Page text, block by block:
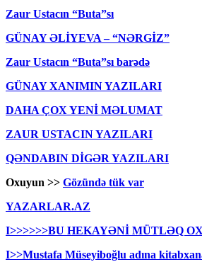
Zaur Ustacın “Buta”sı
GÜNAY ƏLİYEVA – “NƏRGİZ”
Zaur Ustacın “Buta”sı barədə
GÜNAY XANIMIN YAZILARI
DAHA ÇOX YENİ MƏLUMAT
ZAUR USTACIN YAZILARI
QƏNDABIN DİGƏR YAZILARI
Oxuyun >> Gözündə tük var
YAZARLAR.AZ
I>>>>>>BU HEKAYƏNİ MÜTLƏQ
I>>Mustafa Müseyiboğlu adına